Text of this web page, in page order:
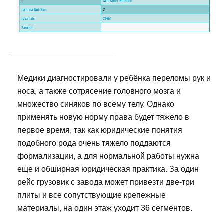
Медики диагностировали у ребёнка переломы рук и
носа, а также сотрясение головного мозга и
множество синяков по всему телу. Однако
применять новую норму права будет тяжело в
первое время, так как юридические понятия
подобного рода очень тяжело поддаются
формализации, а для нормальной работы нужна
еще и обширная юридическая практика. За один
рейс грузовик с завода может привезти две-три
плиты и все сопутствующие крепежные
материалы, на один этаж уходит 36 сегментов.